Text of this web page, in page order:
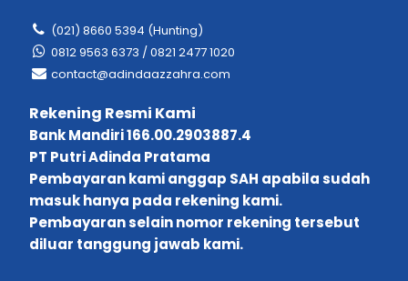
(021) 8660 5394 (Hunting)
0812 9563 6373 / 0821 2477 1020
contact@adindaazzahra.com
Rekening Resmi Kami
Bank Mandiri 166.00.2903887.4
PT Putri Adinda Pratama
Pembayaran kami anggap SAH apabila sudah
masuk hanya pada rekening kami.
Pembayaran selain nomor rekening tersebut
diluar tanggung jawab kami.